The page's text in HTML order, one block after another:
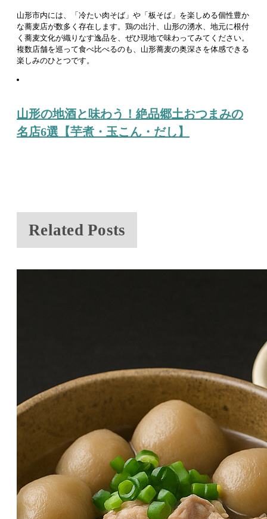
山形市内には、「冷たい肉そば」や「板そば」を楽しめる個性豊か
な蕎麦店が数多く存在します。鶏の出汁、山形の湧水、地元に根付
く蕎麦文化が織りなす逸品を、ぜひ現地で味わってみてください。
複数店舗を巡って食べ比べるのも、山形蕎麦の奥深さを体感できる
楽しみのひとつです。
投
稿
シ
山形の地酒と味わう！絶品郷土おつまみの
名店6選【芋煮・玉こん・だし】
Related Posts